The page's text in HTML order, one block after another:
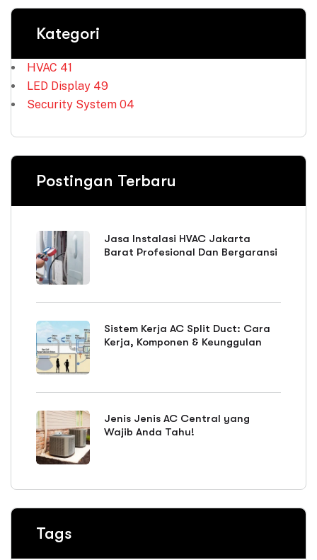
Kategori
HVAC 41
LED Display 49
Security System 04
Postingan Terbaru
Jasa Instalasi HVAC Jakarta
Barat Profesional Dan Bergaransi
Sistem Kerja AC Split Duct: Cara
Kerja, Komponen & Keunggulan
Jenis Jenis AC Central yang
Wajib Anda Tahu!
Tags